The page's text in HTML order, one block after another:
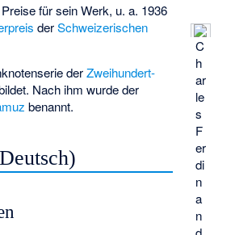
C
h
ar
le
s
F
er
di
n
a
n
für sein Werk, u. a. 1936
derSchweizerischen
derZweihundert-
Nach ihm wurde der
benannt.